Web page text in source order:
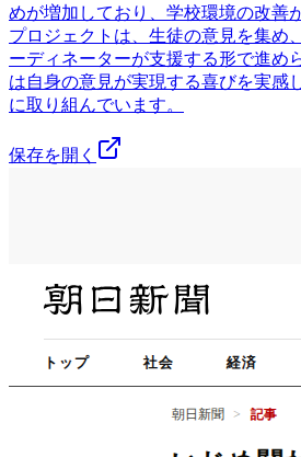
めが増加しており、学校環境の改善
プロジェクトは、生徒の意見を集め
ーディネーターが支援する形で進め
は自身の意見が実現する喜びを実感
に取り組んでいます。
保存を開く